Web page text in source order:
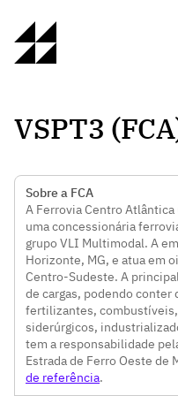
VSPT3
Sobre a FCA
A Ferrovia Centro
uma concessionária
grupo VLI Multimodal. A
Horizonte, MG, e atua em
Centro-Sudeste. A
de cargas, podendo
fertilizantes,
siderúrgicos,
tem a responsabilidade
Estrada de Ferro Oeste de
de referência.